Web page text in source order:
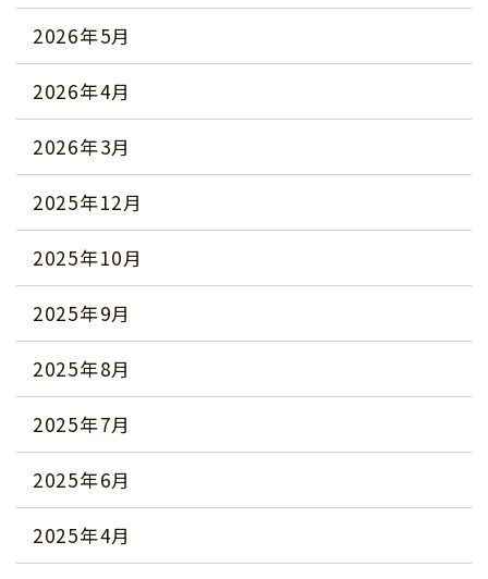
2026年5月
2026年4月
2026年3月
2025年12月
2025年10月
2025年9月
2025年8月
2025年7月
2025年6月
2025年4月